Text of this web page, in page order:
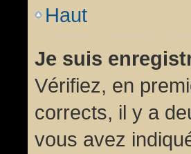
Haut
Je suis
Vérifiez, en
corrects, il y a
vous avez